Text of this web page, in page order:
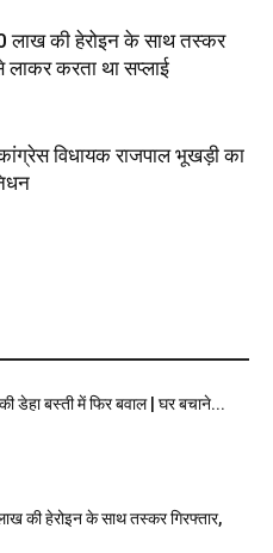
लाख की हेरोइन के साथ तस्कर
लाकर करता था सप्लाई
विधायक राजपाल भूखड़ी का
डेहा बस्ती में फिर बवाल | घर बचाने...
की हेरोइन के साथ तस्कर गिरफ्तार,